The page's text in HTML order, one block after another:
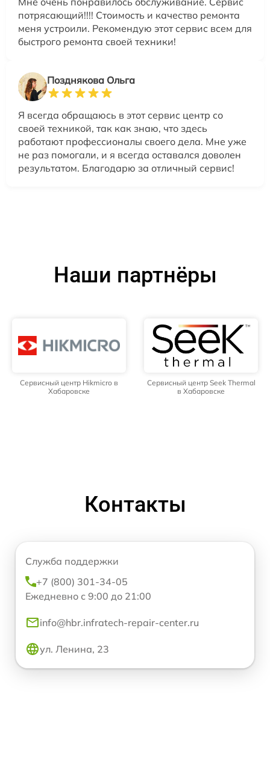
потрясающий!!!! Стоимость и качество ремонта
меня устроили. Рекомендую этот сервис всем для
быстрого ремонта своей техники!
Позднякова Ольга
Я всегда обращаюсь в этот сервис центр со
своей техникой, так как знаю, что здесь
работают профессионалы своего дела. Мне уже
не раз помогали, и я всегда оставался доволен
результатом. Благодарю за отличный сервис!
Наши партнёры
Сервисный центр Hikmicro в
Хабаровске
Сервисный центр Seek Thermal
в Хабаровске
Контакты
Служба поддержки
+7 (800) 301-34-05
Ежедневно с 9:00 до 21:00
info@hbr.infratech-repair-center.ru
ул. Ленина, 23